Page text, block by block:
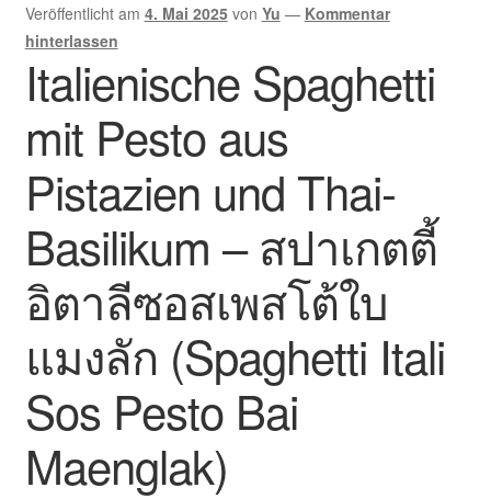
Yuwanda Hellinger
Veröffentlicht am 4. Mai 2025 von Yu — Kommentar
hinterlassen
Italienische Spaghetti
mit Pesto aus
Pistazien und Thai-
Basilikum – สปาเกตตี้
อิตาลีซอสเพสโต้ใบ
แมงลัก (Spaghetti Itali
Sos Pesto Bai
Maenglak)